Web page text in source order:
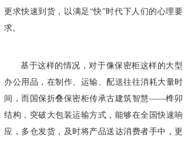
更求快速到货，以满足“快”时代下人们的心理要
求。
基于这样的情况，对于像保密柜这样的大型
办公用品，在制作、运输、配送往往消耗大量时
间，而国保折叠保密柜传承古建筑智慧——榫卯
结构，突破大包装运输方式，能够在全国快速响
应，多仓发货，及时将产品送达消费者手中，更